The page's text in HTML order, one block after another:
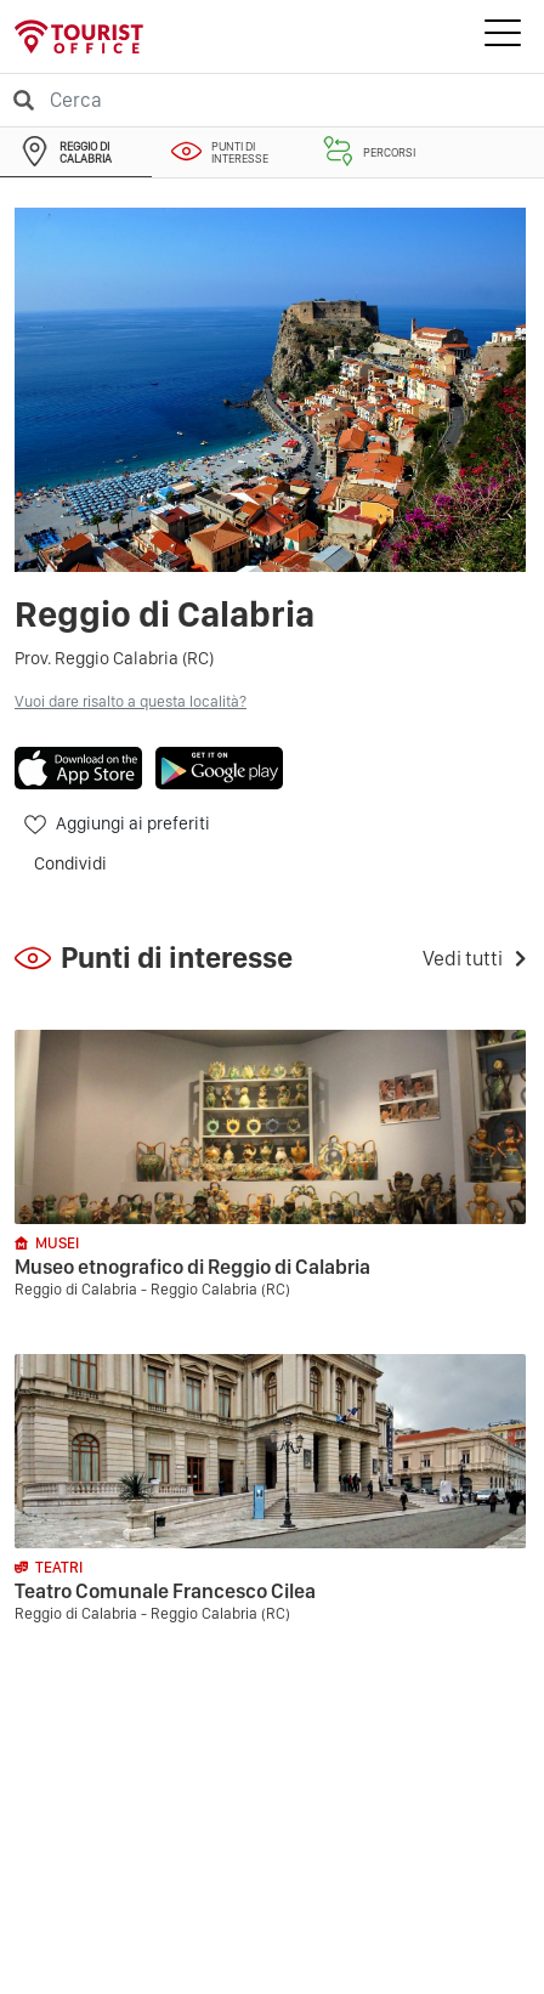
REGGIO DI
CALABRIA
PUNTI DI
INTERESSE
PERCORSI
Reggio di Calabria
Prov. Reggio Calabria (RC)
Vuoi dare risalto a questa località?
Aggiungi ai preferiti
Condividi
Punti di interesse Vedi tutti
MUSEI
Museo etnografico di Reggio di Calabria
Reggio di Calabria - Reggio Calabria (RC)
TEATRI
Teatro Comunale Francesco Cilea
Reggio di Calabria - Reggio Calabria (RC)